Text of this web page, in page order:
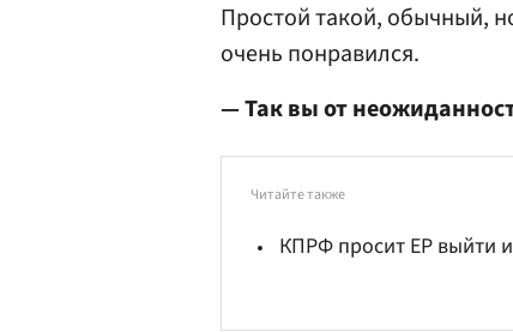
Простой такой, обычный,
очень понравился.
— Так вы от
Читайте также
КПРФ просит ЕР выйти